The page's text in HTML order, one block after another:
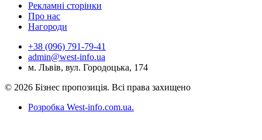
Рекламні сторінки
Про нас
Нагороди
+38 (096) 791-79-41
admin@west-info.ua
м. Львів, вул. Городоцька, 174
© 2026 Бізнес пропозиція. Всі права захищено
Розробка West-info.com.ua.